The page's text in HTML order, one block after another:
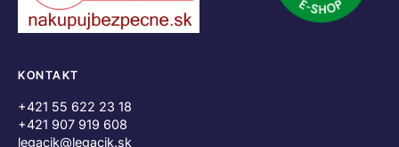
KONTAKT
+421 55 622 23 18
+421 907 919 608
legacik@legacik.sk